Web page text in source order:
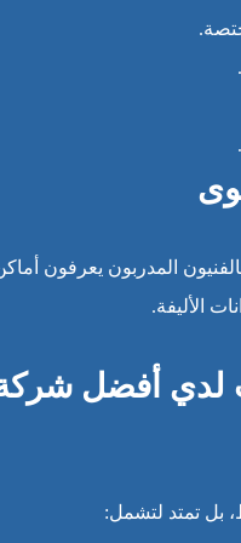
المدربون يعرفون
الأليفة.
لدي أفضل
بل تمتد لتشمل: